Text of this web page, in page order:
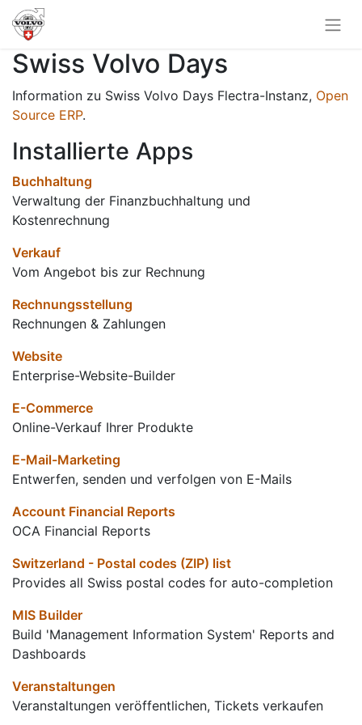
Swiss Volvo Days
Information zu Swiss Volvo Days Flectra-Instanz, Open
Source ERP.
Installierte Apps
Buchhaltung
Verwaltung der Finanzbuchhaltung und
Kostenrechnung
Verkauf
Vom Angebot bis zur Rechnung
Rechnungsstellung
Rechnungen & Zahlungen
Website
Enterprise-Website-Builder
E-Commerce
Online-Verkauf Ihrer Produkte
E-Mail-Marketing
Entwerfen, senden und verfolgen von E-Mails
Account Financial Reports
OCA Financial Reports
Switzerland - Postal codes (ZIP) list
Provides all Swiss postal codes for auto-completion
MIS Builder
Build 'Management Information System' Reports and
Dashboards
Veranstaltungen
Veranstaltungen veröffentlichen, Tickets verkaufen